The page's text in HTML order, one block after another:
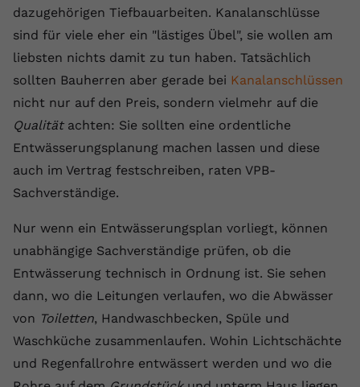
dazugehörigen Tiefbauarbeiten. Kanalanschlüsse
sind für viele eher ein "lästiges Übel", sie wollen am
liebsten nichts damit zu tun haben. Tatsächlich
sollten Bauherren aber gerade bei Kanalanschlüssen
nicht nur auf den Preis, sondern vielmehr auf die
Qualitätachten: Sie sollten eine ordentliche
Entwässerungsplanung machen lassen und diese
auch im Vertrag festschreiben, raten VPB-
Sachverständige.
Nur wenn ein Entwässerungsplan vorliegt, können
unabhängige Sachverständige prüfen, ob die
Entwässerung technisch in Ordnung ist. Sie sehen
dann, wo die Leitungen verlaufen, wo die Abwässer
von Toiletten, Handwaschbecken, Spüle und
Waschküche zusammenlaufen. Wohin Lichtschächte
und Regenfallrohre entwässert werden und wo die
Name CONSENT
Laufzeit 2 Jahre
Zweck
eingebettete YouTube-Videos und
registriert anonyme statistische Daten.
Youtube.com
Laufzeit Session
Zweck
YouTube setzt diesen Cookie, um die
Videopräferenzen des Benutzers zu
speichern, der eingebettete YouTube-
Videos verwendet.